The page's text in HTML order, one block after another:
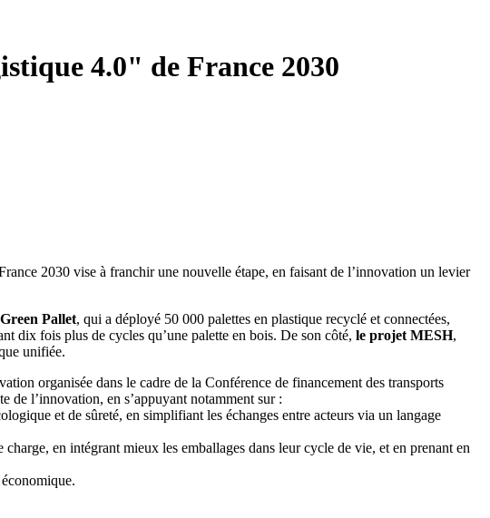
4.0" de France 2030
2030 vise à franchir une nouvelle étape, en faisant de l’innovation un levier
Pallet, qui a déployé 50 000 palettes en plastique recyclé et connectées,
dix fois plus de cycles qu’une palette en bois. De son côté, le projet MESH,
unifiée.
organisée dans le cadre de la Conférence de financement des transports
de l’innovation, en s’appuyant notamment sur :
et de sûreté, en simplifiant les échanges entre acteurs via un langage
en intégrant mieux les emballages dans leur cycle de vie, et en prenant en